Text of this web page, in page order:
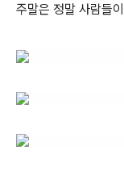
주말은 정말 사람들